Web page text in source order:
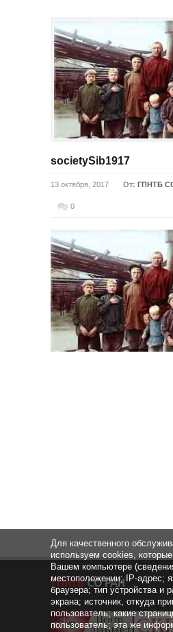
societySib1917
13 октября, 2017 От: ГПНТБ
0
Для качественного
используем cookies,
Вашем компьютере
местоположении; IP-адрес;
браузера; тип устройства и
экрана; источник, откуда
пользователь; какие
пользователь; эта же